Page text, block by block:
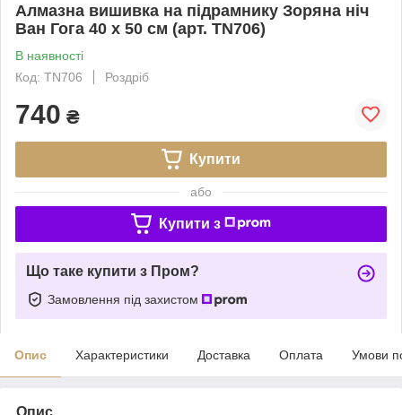
Алмазна вишивка на підрамнику Зоряна ніч
Ван Гога 40 х 50 см (арт. TN706)
В наявності
Код: TN706
Роздріб
740 ₴
Купити
або
Купити з
Що таке купити з Пром?
Замовлення під захистом
Опис Характеристики Доставка Оплата Умови
Опис